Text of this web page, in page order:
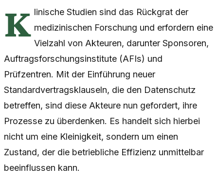
K linische Studien sind das Rückgrat der
medizinischen Forschung und erfordern eine
Vielzahl von Akteuren, darunter Sponsoren,
Auftragsforschungsinstitute (AFIs) und
Prüfzentren. Mit der Einführung neuer
Standardvertragsklauseln, die den Datenschutz
betreffen, sind diese Akteure nun gefordert, ihre
Prozesse zu überdenken. Es handelt sich hierbei
nicht um eine Kleinigkeit, sondern um einen
Zustand, der die betriebliche Effizienz unmittelbar
beeinflussen kann.